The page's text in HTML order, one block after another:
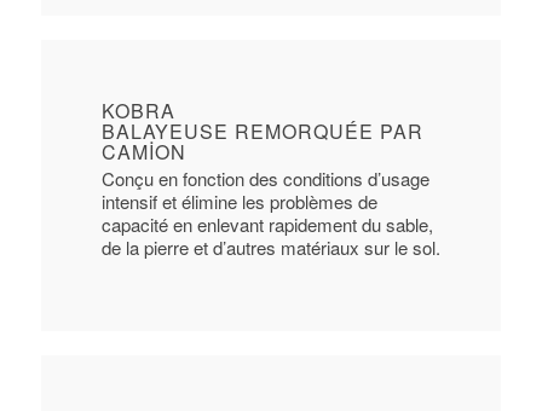
KOBRA
BALAYEUSE REMORQUÉE PAR
CAMION
Conçu en fonction des conditions d’usage
intensif et élimine les problèmes de
capacité en enlevant rapidement du sable,
de la pierre et d’autres matériaux sur le sol.